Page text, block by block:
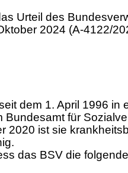
Urteil des
2024 (A-4122/
dem 1. April 1996 in
Bundesamt für
2020 ist sie
das BSV die